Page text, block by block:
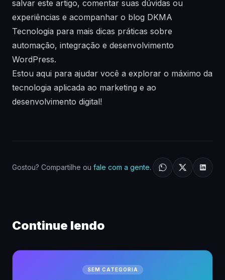
salvar este artigo, comentar suas dúvidas ou
experiências e acompanhar o blog DKMA
Tecnologia para mais dicas práticas sobre
automação, integração e desenvolvimento
WordPress.
Estou aqui para ajudar você a explorar o máximo da
tecnologia aplicada ao marketing e ao
desenvolvimento digital!
Gostou? Compartilhe ou fale com a gente.
Continue lendo
SEM CATEGORIA